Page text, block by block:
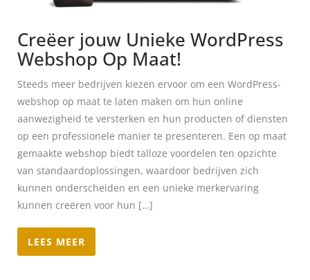
Creëer jouw Unieke WordPress
Webshop Op Maat!
Steeds meer bedrijven kiezen ervoor om een ​​WordPress-
webshop op maat te laten maken om hun online
aanwezigheid te versterken en hun producten of diensten
op een professionele manier te presenteren. Een op maat
gemaakte webshop biedt talloze voordelen ten opzichte
van standaardoplossingen, waardoor bedrijven zich
kunnen onderscheiden en een unieke merkervaring
kunnen creëren voor hun […]
LEES MEER